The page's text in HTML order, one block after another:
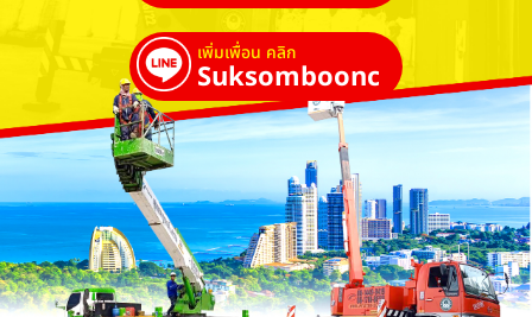
เพิ่มเพื่อน คลิก
Suksombooncrane